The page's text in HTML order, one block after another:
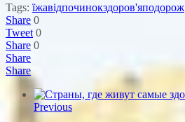
Tags: їжавідпочинокздоров'яподорож
Share 0
Tweet 0
Share 0
Share
Share
Previous